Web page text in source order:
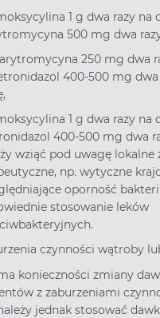
1 g dwa razy na
500 mg dwa
250 mg dwa
400-500 mg dwa
1 g dwa razy na
400-500 mg dwa
wziąć pod uwagę lokalne
np. wytyczne
oporność
stosowanie leków
czynności wątroby
konieczności zmiany
z zaburzeniami
jednak stosować